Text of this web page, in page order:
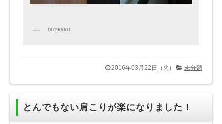
00290001
2016年03月22日（火） 未分類
とんでもない肩こりが楽になりました！